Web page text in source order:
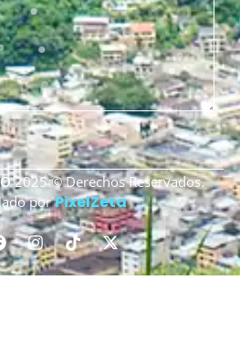
2025 © Derechos Reservados.
porPixelZeta